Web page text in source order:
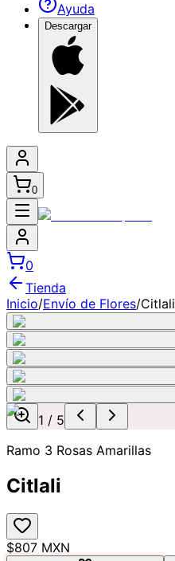
Ayuda
Descargar
0
0
Tienda
Inicio/Envío de Flores/Citlali
1 / 5
Ramo 3 Rosas Amarillas
Citlali
$807 MXN